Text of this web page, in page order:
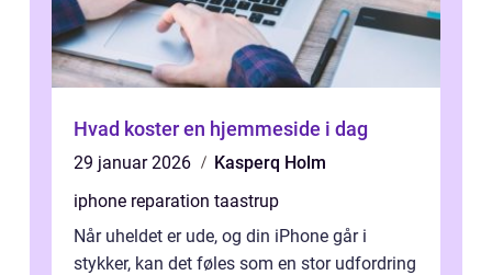
Hvad koster en hjemmeside i dag
29 januar 2026
Kasperq Holm
iphone reparation taastrup
Når uheldet er ude, og din iPhone går i
stykker, kan det føles som en stor udfordring